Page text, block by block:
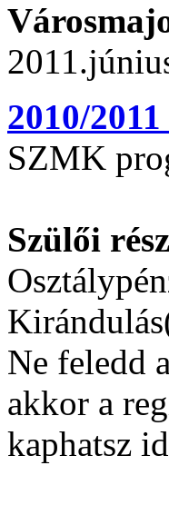
2010/
SZMK
Szülői
Ne feledd
akkor a
kaphatsz